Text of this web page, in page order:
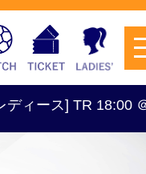
ィース] TR 18:00 ＠